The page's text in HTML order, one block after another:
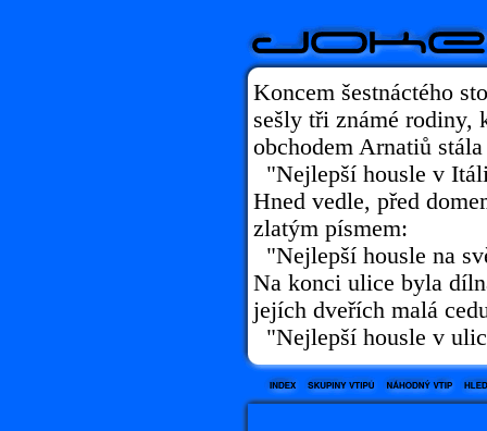
Koncem šestnáctého
sešly tři známé rodiny,
obchodem Arnatiů
"Nejlepší housle v
Hned vedle, před
zlatým písmem:
"Nejlepší housle na
Na konci ulice byla
jejích dveřích malá
"Nejlepší housle v